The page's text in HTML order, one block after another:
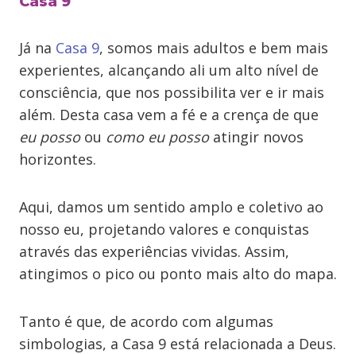
Já na Casa 9, somos mais adultos e bem mais
experientes, alcançando ali um alto nível de
consciência, que nos possibilita ver e ir mais
além. Desta casa vem a fé e a crença de que
eu possoou como eu possoatingir novos
horizontes.
Aqui, damos um sentido amplo e coletivo ao
nosso eu, projetando valores e conquistas
através das experiências vividas. Assim,
atingimos o pico ou ponto mais alto do mapa.
Tanto é que, de acordo com algumas
simbologias, a Casa 9 está relacionada a Deus.